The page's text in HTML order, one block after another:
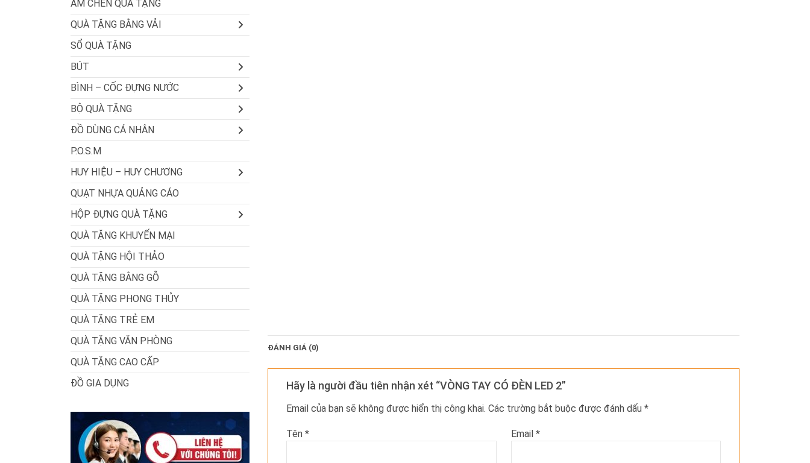
ĐÁNH GIÁ (0)
Hãy là người đầu tiên nhận xét “VÒNG TAY CÓ ĐÈN LED 2”
Email của bạn sẽ không được hiển thị công khai. Các trường bắt buộc được đánh dấu *
Tên * Email *
ẤM CHÉN QUÀ TẶNG
QUÀ TẶNG BẰNG VẢI
SỔ QUÀ TẶNG
BÚT
BÌNH – CỐC ĐỰNG NƯỚC
BỘ QUÀ TẶNG
ĐỒ DÙNG CÁ NHÂN
P.O.S.M
HUY HIỆU – HUY CHƯƠNG
QUẠT NHỰA QUẢNG CÁO
HỘP ĐỰNG QUÀ TẶNG
QUÀ TẶNG KHUYẾN MẠI
QUÀ TẶNG HỘI THẢO
QUÀ TẶNG BẰNG GỖ
QUÀ TẶNG PHONG THỦY
QUÀ TẶNG TRẺ EM
QUÀ TẶNG VĂN PHÒNG
QUÀ TẶNG CAO CẤP
ĐỒ GIA DỤNG